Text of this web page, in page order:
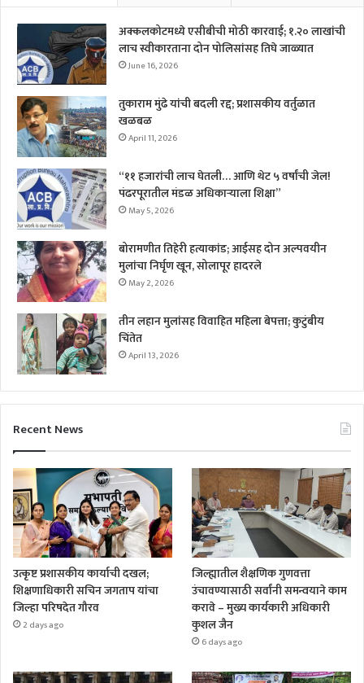
अक्कलकोटमध्ये एसीबीची मोठी कारवाई; १.२० लाखांची
लाच स्वीकारताना दोन पोलिसांसह तिघे जाळ्यात
June 16, 2026
तुकाराम मुंढे यांची बदली रद्द; प्रशासकीय वर्तुळात
खळबळ
April 11, 2026
“११ हजारांची लाच घेतली… आणि थेट ५ वर्षांची जेल!
पंढरपूरातील मंडळ अधिकाऱ्याला शिक्षा”
May 5, 2026
बोरामणीत तिहेरी हत्याकांड; आईसह दोन अल्पवयीन
मुलांचा निर्घृण खून, सोलापूर हादरले
May 2, 2026
तीन लहान मुलांसह विवाहित महिला बेपत्ता; कुटुंबीय
चिंतेत
April 13, 2026
Recent News
उत्कृष्ट प्रशासकीय कार्याची दखल;
शिक्षणाधिकारी सचिन जगताप यांचा
जिल्हा परिषदेत गौरव
2 days ago
जिल्ह्यातील शैक्षणिक गुणवत्ता
उंचावण्यासाठी सर्वांनी समन्वयाने काम
करावे – मुख्य कार्यकारी अधिकारी
कुशल जैन
6 days ago